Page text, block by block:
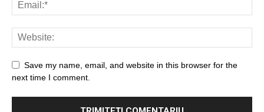
Save my name, email, and website in this browser for the
next time I comment.